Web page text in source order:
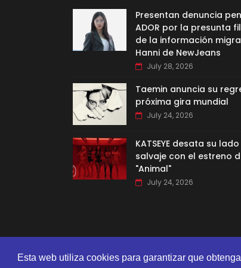
Esta web utiliza cookies para garantizar que
Presentan denuncia
ADOR por la presunta
de la información
Hanni de NewJeans
July 28, 2026
Taemin anuncia su
próxima gira mundial
July 24, 2026
KATSEYE desata su
salvaje con el estreno
"Animal"
July 24, 2026
SORATEMPLATES | DISTRIBUTED BY